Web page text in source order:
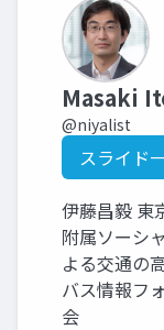
Masaki
@niyalist
スライド
伊藤昌毅 東
附属ソーシ
よる交通の
バス情報フ
会